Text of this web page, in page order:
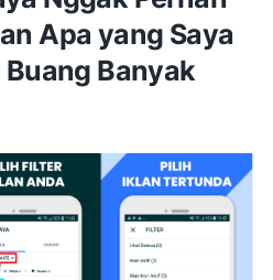
Apa yang Saya
Banyak